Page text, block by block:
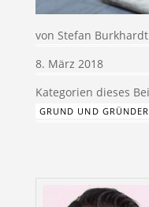
von Stefan Burkhardt
8. März 2018
GRUND UND GRÜNDER